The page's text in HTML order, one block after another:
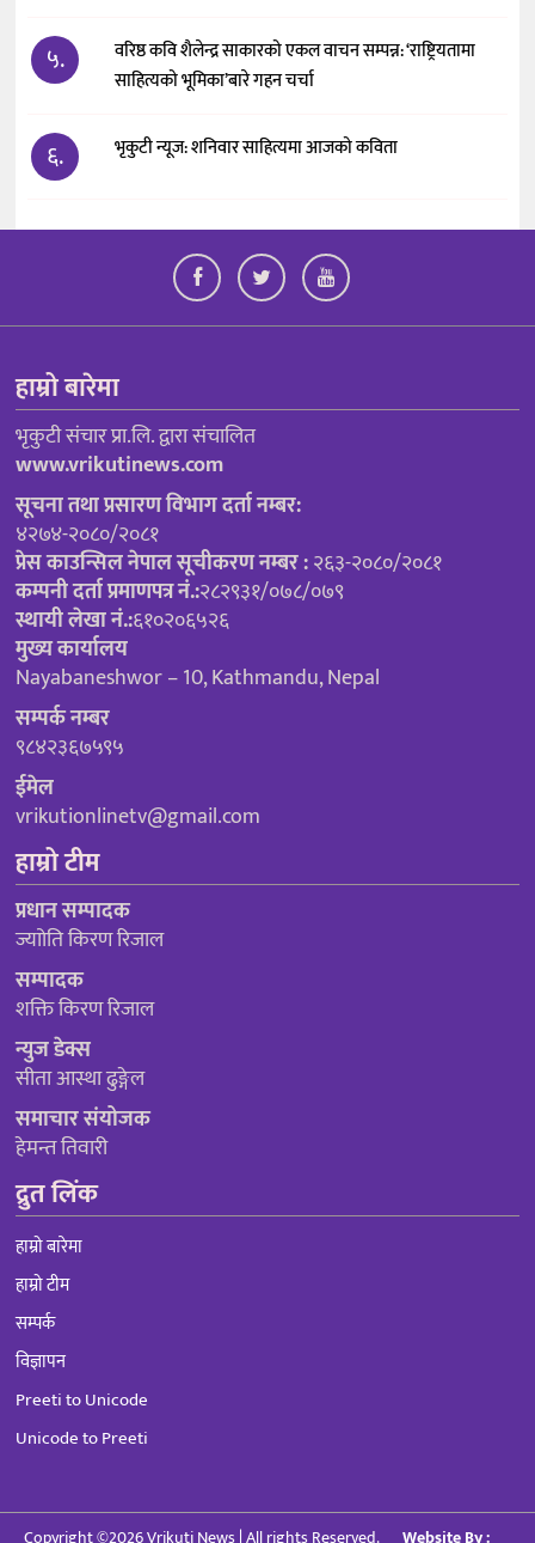
५.
वरिष्ठ कवि शैलेन्द्र साकारको एकल वाचन सम्पन्न: ‘राष्ट्रियतामा
साहित्यको भूमिका’बारे गहन चर्चा
६. भृकुटी न्यूज: शनिवार साहित्यमा आजको कविता
हाम्रो बारेमा
भृकुटी संचार प्रा.लि. द्वारा संचालित
www.vrikutinews.com
सूचना तथा प्रसारण विभाग दर्ता नम्बर:
४२७४-२०८०/२०८१
प्रेस काउन्सिल नेपाल सूचीकरण नम्बर :२६३-२०८०/२०८१
कम्पनी दर्ता प्रमाणपत्र नं.:२८२९३१/०७८/०७९
स्थायी लेखा नं.:६१०२०६५२६
मुख्य कार्यालय
Nayabaneshwor – 10, Kathmandu, Nepal
सम्पर्क नम्बर
९८४२३६७५९५
ईमेल
vrikutionlinetv@gmail.com
हाम्रो टीम
प्रधान सम्पादक
ज्याोति किरण रिजाल
सम्पादक
शक्ति किरण रिजाल
न्युज डेक्स
सीता आस्था ढुङ्गेल
समाचार संयोजक
हेमन्त तिवारी
द्रुत लिंक
हाम्रो बारेमा
हाम्रो टीम
सम्पर्क
विज्ञापन
Preeti to Unicode
Unicode to Preeti
Copyright ©2026 Vrikuti News | All rights Reserved. Website By :